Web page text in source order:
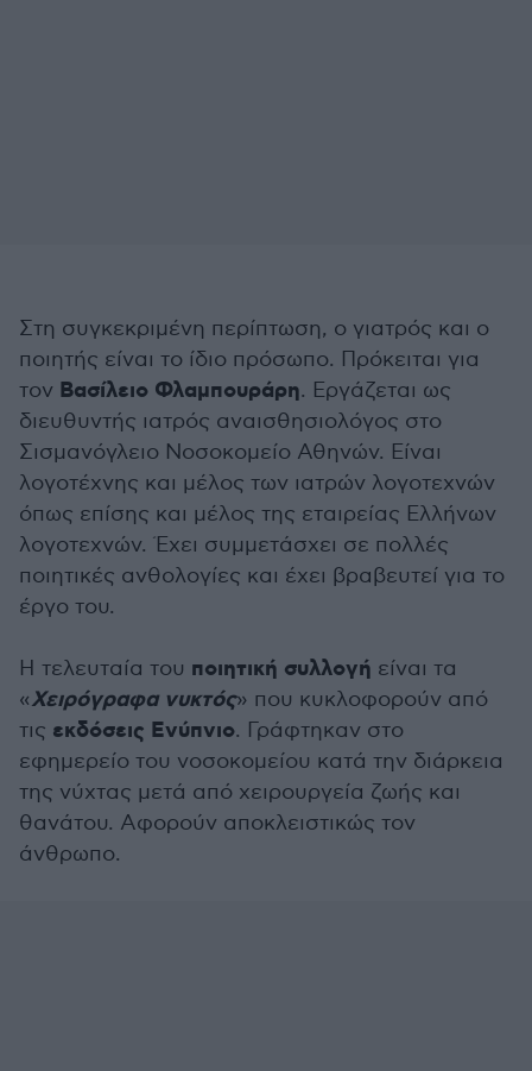
Στη συγκεκριμένη περίπτωση, ο γιατρός και ο
ποιητής είναι το ίδιο πρόσωπο. Πρόκειται για
τον Βασίλειο Φλαμπουράρη. Εργάζεται ως
διευθυντής ιατρός αναισθησιολόγος στο
Σισμανόγλειο Νοσοκομείο Αθηνών. Είναι
λογοτέχνης και μέλος των ιατρών λογοτεχνών
όπως επίσης και μέλος της εταιρείας Ελλήνων
λογοτεχνών. Έχει συμμετάσχει σε πολλές
ποιητικές ανθολογίες και έχει βραβευτεί για το
έργο του.
Η τελευταία του ποιητική συλλογή είναι τα
«Χειρόγραφα νυκτός» που κυκλοφορούν από
τις εκδόσεις Ενύπνιο. Γράφτηκαν στο
εφημερείο του νοσοκομείου κατά την διάρκεια
της νύχτας μετά από χειρουργεία ζωής και
θανάτου. Αφορούν αποκλειστικώς τον
άνθρωπο.